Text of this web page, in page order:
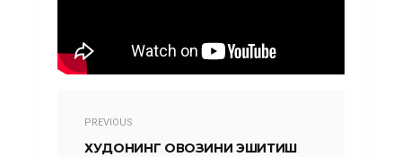
PREVIOUS
ХУДОНИНГ ОВОЗИНИ ЭШИТИШ